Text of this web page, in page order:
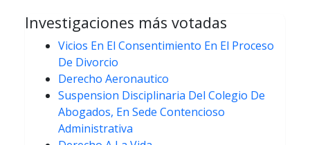
Investigaciones más votadas
Vicios En El Consentimiento En El Proceso
De Divorcio
Derecho Aeronautico
Suspension Disciplinaria Del Colegio De
Abogados, En Sede Contencioso
Administrativa